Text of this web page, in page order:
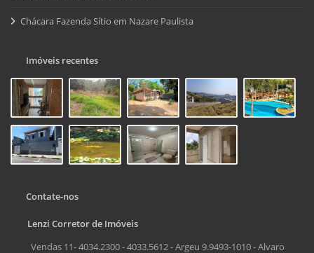
Chácara Fazenda Sítio em Nazare Paulista
Imóveis recentes
Contate-nos
Lenzi Corretor de Imóveis
Vendas 11- 4034.2300 - 4033.5612 - Argeu 9.9493-1010 - Alvaro